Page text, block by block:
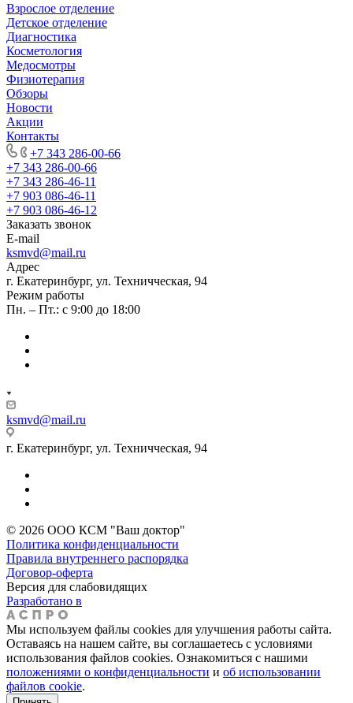
Взрослое отделение
Детское отделение
Диагностика
Косметология
Медосмотры
Физиотерапия
Обзоры
Новости
Акции
Контакты
+7 343 286-00-66
+7 343 286-00-66
+7 343 286-46-11
+7 903 086-46-11
+7 903 086-46-12
Заказать звонок
E-mail
ksmvd@mail.ru
Адрес
г. Екатеринбург, ул. Техничческая, 94
Режим работы
Пн. – Пт.: с 9:00 до 18:00
ksmvd@mail.ru
г. Екатеринбург, ул. Техничческая, 94
© 2026 ООО КСМ "Ваш доктор"
Политика конфиденциальности
Правила внутреннего распорядка
Договор-оферта
Версия для слабовидящих
Разработано в
Мы используем файлы cookies для улучшения работы сайта.
Оставаясь на нашем сайте, вы соглашаетесь с условиями
использования файлов cookies. Ознакомиться с нашими
положениями о конфиденциальности и об использовании
файлов cookie.